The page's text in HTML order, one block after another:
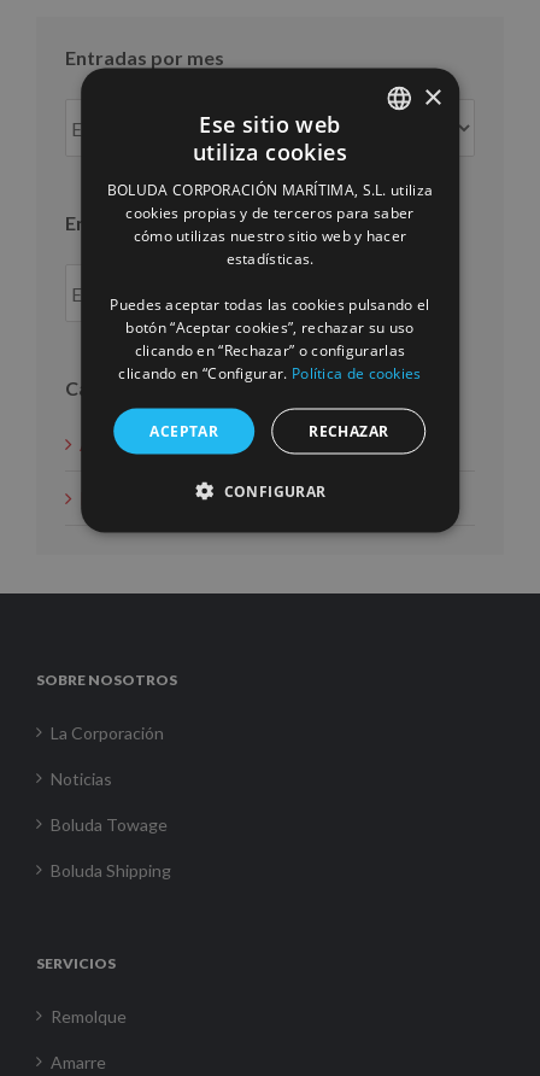
Entradas por mes
por
Entradas por año
Categorías
Acción social
SOBRE NOSOTROS
La Corporación
Noticias
Boluda Towage
Boluda Shipping
SERVICIOS
Remolque
Amarre
ENGLISH
FRENCH
×
Ese sitio web
utiliza cookies
BOLUDA CORPORACIÓN MARÍTIMA, S.L. utiliza
cookies propias y de terceros para saber
cómo utilizas nuestro sitio web y hacer
estadísticas.
Puedes aceptar todas las cookies pulsando el
botón “Aceptar cookies”, rechazar su uso
clicando en “Rechazar” o configurarlas
clicando en “Configurar. Política de cookies
ACEPTAR RECHAZAR
CONFIGURAR